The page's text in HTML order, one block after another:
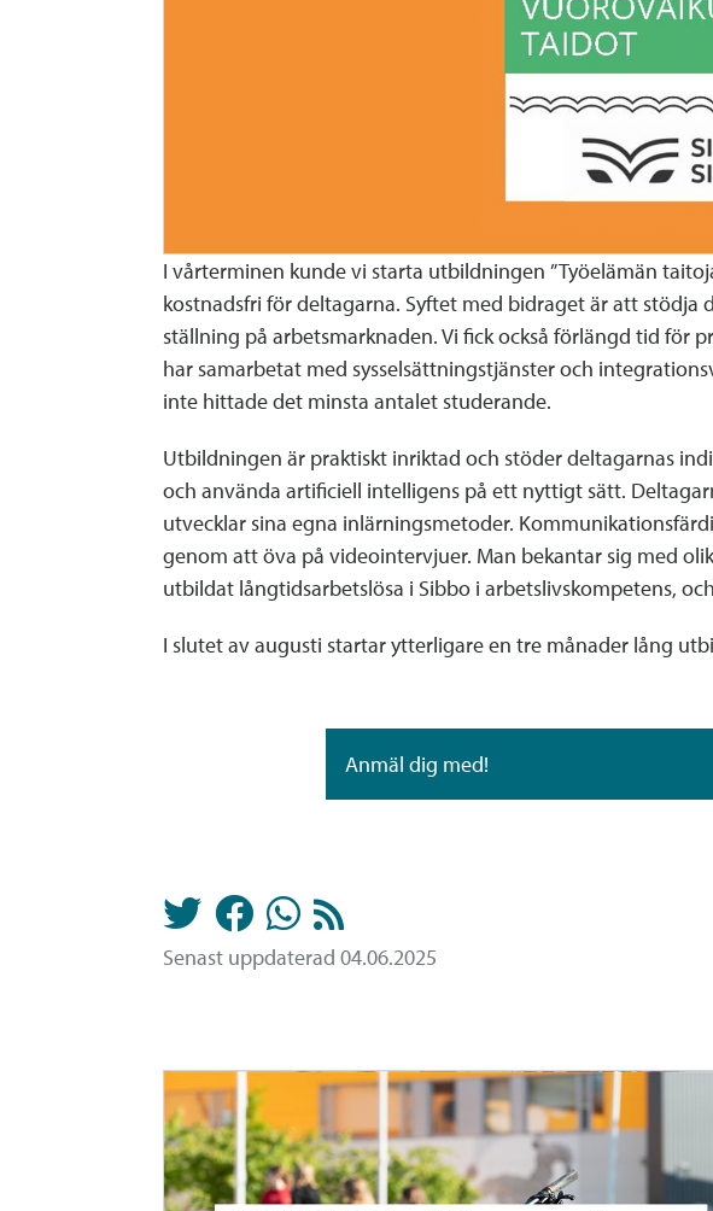
I vårterminen kunde vi starta utbildningen ”Työelämän
kostnadsfri för deltagarna. Syftet med bidraget är att
ställning på arbetsmarknaden. Vi fick också förlängd tid för
har samarbetat med sysselsättningstjänster och
inte hittade det minsta antalet studerande.
Utbildningen är praktiskt inriktad och stöder deltagarnas
och använda artificiell intelligens på ett nyttigt sätt.
utvecklar sina egna inlärningsmetoder.
genom att öva på videointervjuer. Man bekantar sig med
utbildat långtidsarbetslösa i Sibbo i arbetslivskompetens,
I slutet av augusti startar ytterligare en tre månader lång
Anmäl dig med!
Senast uppdaterad 04.06.2025